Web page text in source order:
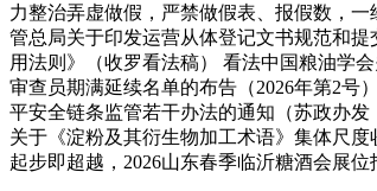
力整治弄虚做假，严禁做假表、报假数，
管总局关于印发运营从体登记文书规范和
用法则》（收罗看法稿） 看法中国粮油学
审查员期满延续名单的布告（2026年第2号
平安全链条监管若干办法的通知（苏政办
关于《淀粉及其衍生物加工术语》集体尺
起步即超越，2026山东春季临沂糖酒会展